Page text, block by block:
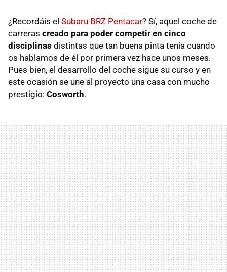
¿Recordáis el Subaru BRZ Pentacar? Sí, aquel coche de
carreras creado para poder competir en cinco
disciplinas distintas que tan buena pinta tenía cuando
os hablamos de él por primera vez hace unos meses.
Pues bien, el desarrollo del coche sigue su curso y en
este ocasión se une al proyecto una casa con mucho
prestigio: Cosworth.